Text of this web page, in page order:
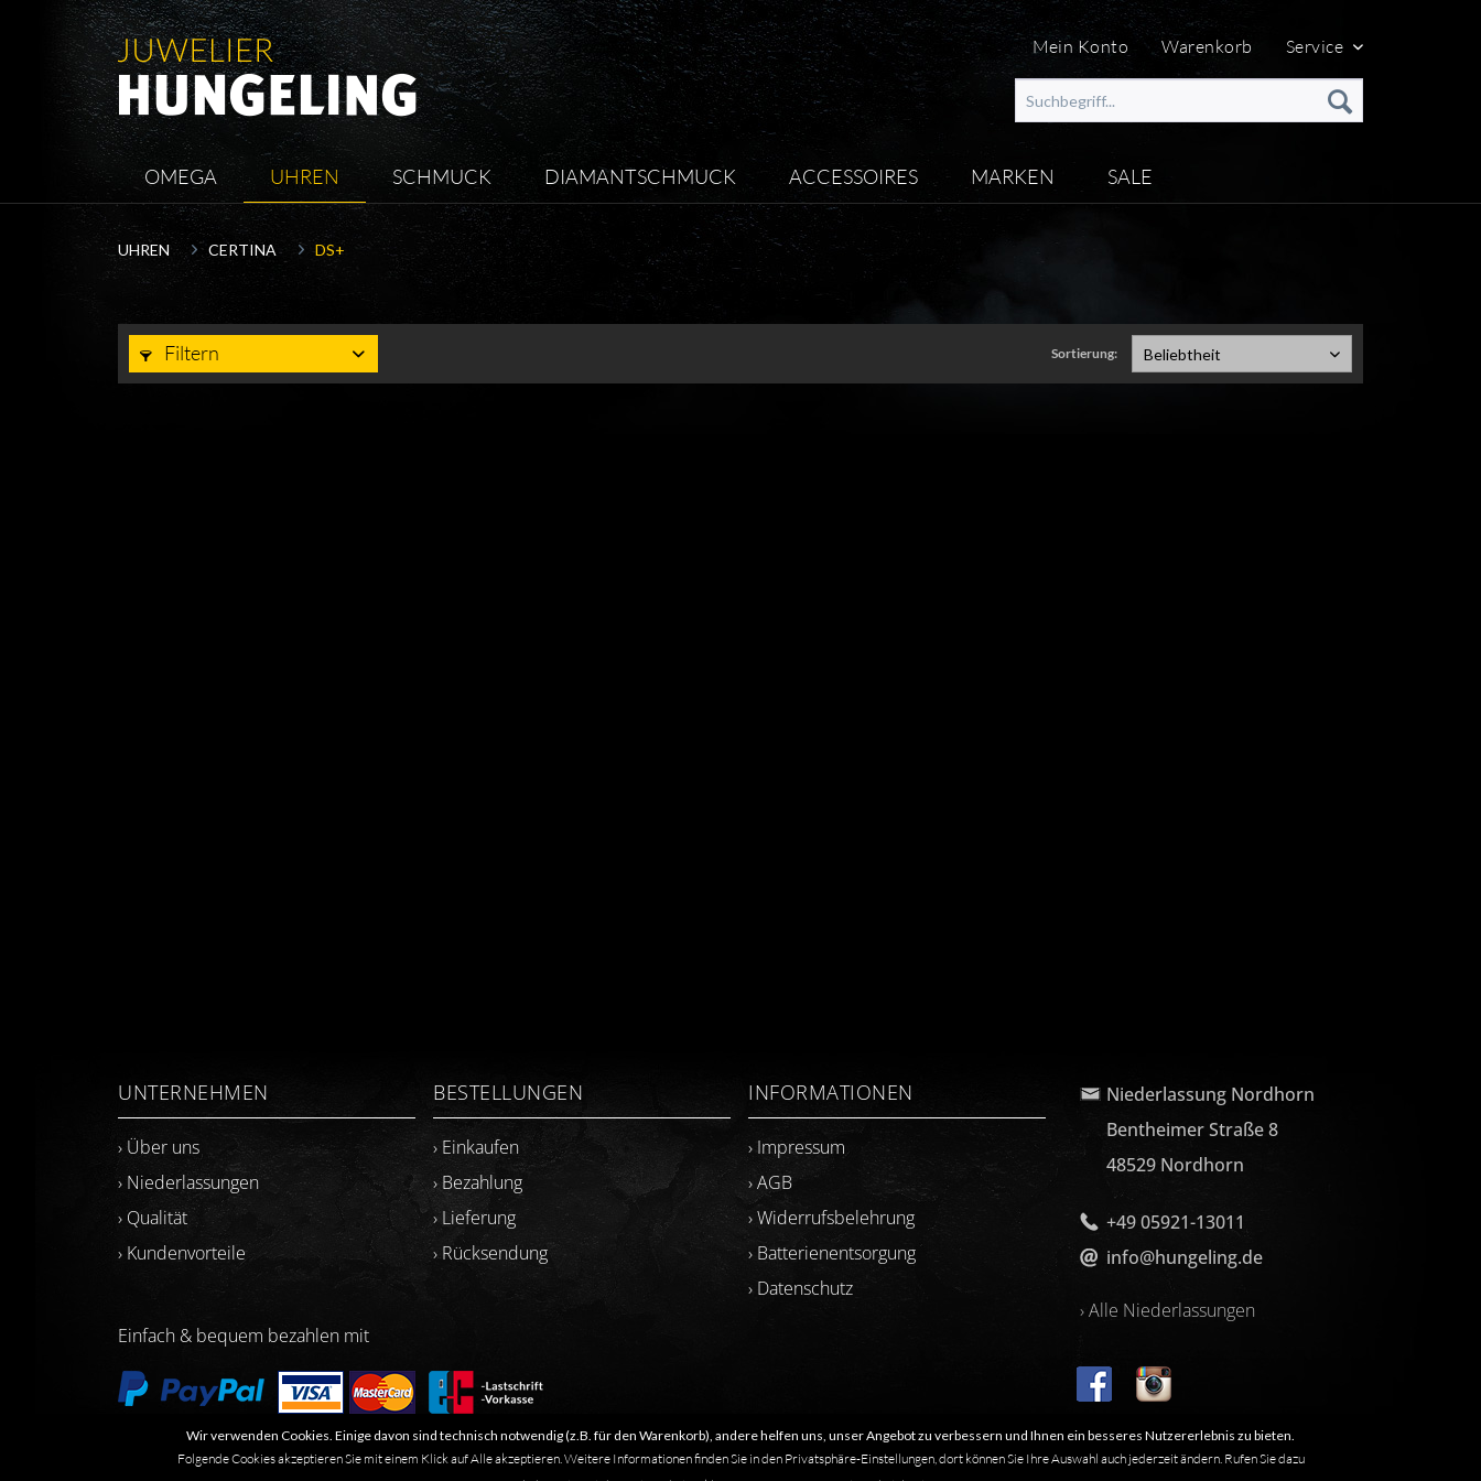
Mein Konto Warenkorb Service
OMEGA UHREN SCHMUCK DIAMANTSCHMUCK ACCESSOIRES MARKEN SALE
UHREN CERTINA DS+
Filtern Sortierung: Beliebtheit
UNTERNEHMEN
› Über uns
› Niederlassungen
› Qualität
› Kundenvorteile
BESTELLUNGEN
› Einkaufen
› Bezahlung
› Lieferung
› Rücksendung
INFORMATIONEN
› Impressum
› AGB
› Widerrufsbelehrung
› Batterienentsorgung
› Datenschutz
Niederlassung Nordhorn
Bentheimer Straße 8
48529 Nordhorn
+49 05921-13011
info@hungeling.de
› Alle Niederlassungen
Einfach & bequem bezahlen mit
​Letzte Aktualisierung: 06.2026
Wir verwenden Cookies. Einige davon sind technisch notwendig (z.B. für den Warenkorb), andere helfen uns, unser Angebot zu verbessern und Ihnen ein besseres Nutzererlebnis zu bieten.
Folgende Cookies akzeptieren Sie mit einem Klick auf Alle akzeptieren. Weitere Informationen finden Sie in den Privatsphäre-Einstellungen, dort können Sie Ihre Auswahl auch jederzeit ändern. Rufen Sie dazu